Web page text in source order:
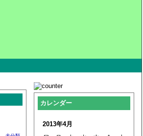
カレンダー
2013年4月